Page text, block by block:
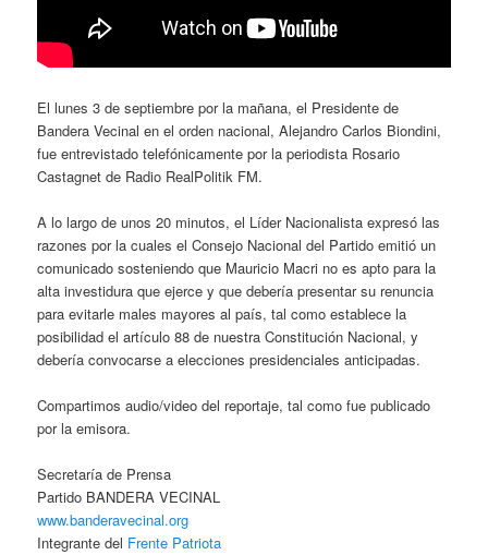
El lunes 3 de septiembre por la mañana, el Presidente de
Bandera Vecinal en el orden nacional, Alejandro Carlos Biondini,
fue entrevistado telefónicamente por la periodista Rosario
Castagnet de Radio RealPolitik FM.
A lo largo de unos 20 minutos, el Líder Nacionalista expresó las
razones por la cuales el Consejo Nacional del Partido emitió un
comunicado sosteniendo que Mauricio Macri no es apto para la
alta investidura que ejerce y que debería presentar su renuncia
para evitarle males mayores al país, tal como establece la
posibilidad el artículo 88 de nuestra Constitución Nacional, y
debería convocarse a elecciones presidenciales anticipadas.
Compartimos audio/video del reportaje, tal como fue publicado
por la emisora.
Secretaría de Prensa
Partido BANDERA VECINAL
www.banderavecinal.org
Integrante del Frente Patriota